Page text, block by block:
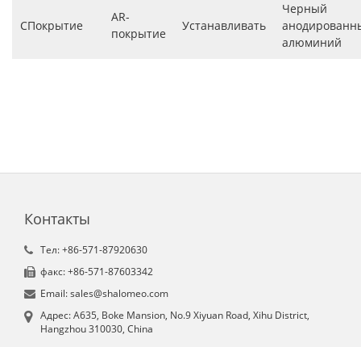
CПокрытие
AR-
покрытие
Устанавливать
Черный
алюминий
Контакты
Tел: +86-571-87920630
факс: +86-571-87603342
Email: sales@shalomeo.com
Aдрес: A635, Boke Mansion, No.9 Xiyuan Road, Xihu District,
Hangzhou 310030, China